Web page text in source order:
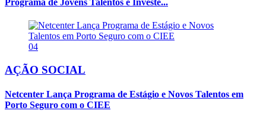
04
AÇÃO SOCIAL
Netcenter Lança Programa de Estágio e Novos Talentos em
Porto Seguro com o CIEE